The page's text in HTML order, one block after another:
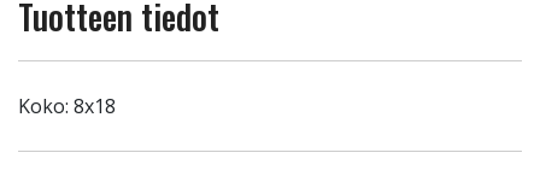
Tuotteen tiedot
Koko: 8x18